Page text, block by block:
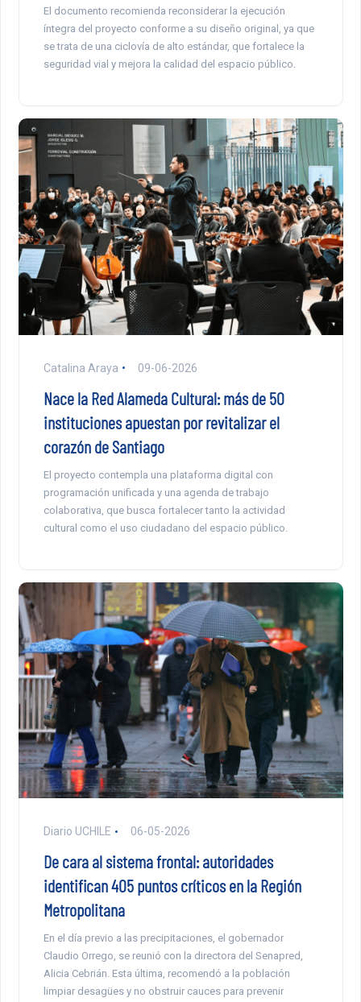
El documento recomienda reconsiderar la ejecución
íntegra del proyecto conforme a su diseño original, ya que
se trata de una ciclovía de alto estándar, que fortalece la
seguridad vial y mejora la calidad del espacio público.
Catalina Araya 09-06-2026
Nace la Red Alameda Cultural: más de 50
instituciones apuestan por revitalizar el
corazón de Santiago
El proyecto contempla una plataforma digital con
programación unificada y una agenda de trabajo
colaborativa, que busca fortalecer tanto la actividad
cultural como el uso ciudadano del espacio público.
Diario UCHILE 06-05-2026
De cara al sistema frontal: autoridades
identifican 405 puntos críticos en la Región
Metropolitana
En el día previo a las precipitaciones, el gobernador
Claudio Orrego, se reunió con la directora del Senapred,
Alicia Cebrián. Esta última, recomendó a la población
limpiar desagües y no obstruir cauces para prevenir